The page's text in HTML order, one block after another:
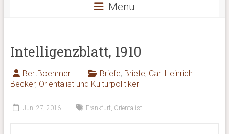
Menü
Intelligenzblatt, 1910
BertBoehmer Briefe, Briefe, Carl Heinrich
Becker, Orientalist und Kulturpolitiker
Juni 27, 2016 Frankfurt, Orientalist